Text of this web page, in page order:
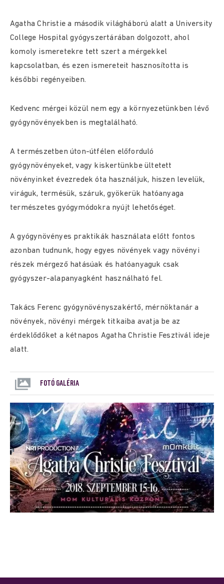
Agatha Christie a második világháború alatt a University
College Hospital gyógyszertárában dolgozott, ahol
komoly ismeretekre tett szert a mérgekkel
kapcsolatban, és ezen ismereteit hasznosította is
későbbi regényeiben.
Kedvenc mérgei közül nem egy a környezetünkben lévő
gyógynövényekben is megtalálható.
A természetben úton-útfélen előforduló
gyógynövényeket, vagy kiskertünkbe ültetett
növényinket évezredek óta használjuk, hiszen levelük,
viráguk, termésük, száruk, gyökerük hatóanyaga
természetes gyógymódokra nyújt lehetőséget.
A gyógynövényes praktikák használata előtt fontos
azonban tudnunk, hogy egyes növények vagy növényi
részek mérgező hatásúak és hatóanyaguk csak
gyógyszer-alapanyagként használható fel.
Takács Ferenc gyógynövényszakértő, mérnöktanár a
növények, növényi mérgek titkaiba avatja be az
érdeklődőket a kétnapos Agatha Christie Fesztivál ideje
alatt.
FOTÓ GALÉRIA